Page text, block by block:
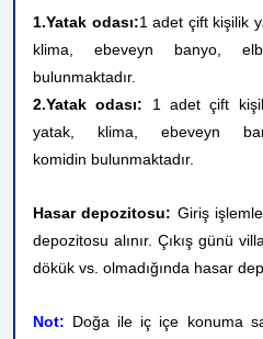
1.Yatak odası:1 adet çift kişilik
klima, ebeveyn banyo,
bulunmaktadır.
2.Yatak odası: 1 adetçift
yatak,
klima, ebeveyn
komidin bulunmaktadır.
Hasar depozitosu: Giriş
depozitosu alınır. Çıkış günü
dökük vs. olmadığında hasar
Not: Doğa ile iç içe konuma